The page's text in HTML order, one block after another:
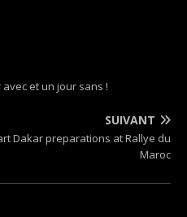
avec et un jour sans !
SUIVANT
Dakar preparations at Rallye du
Maroc